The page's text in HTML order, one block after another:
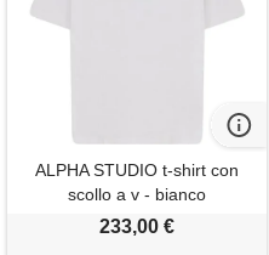
ALPHA STUDIO t-shirt con
scollo a v - bianco
233,00 €